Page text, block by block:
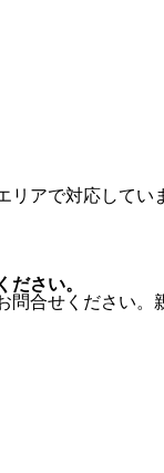
アで対応してい
さい。
合せください。